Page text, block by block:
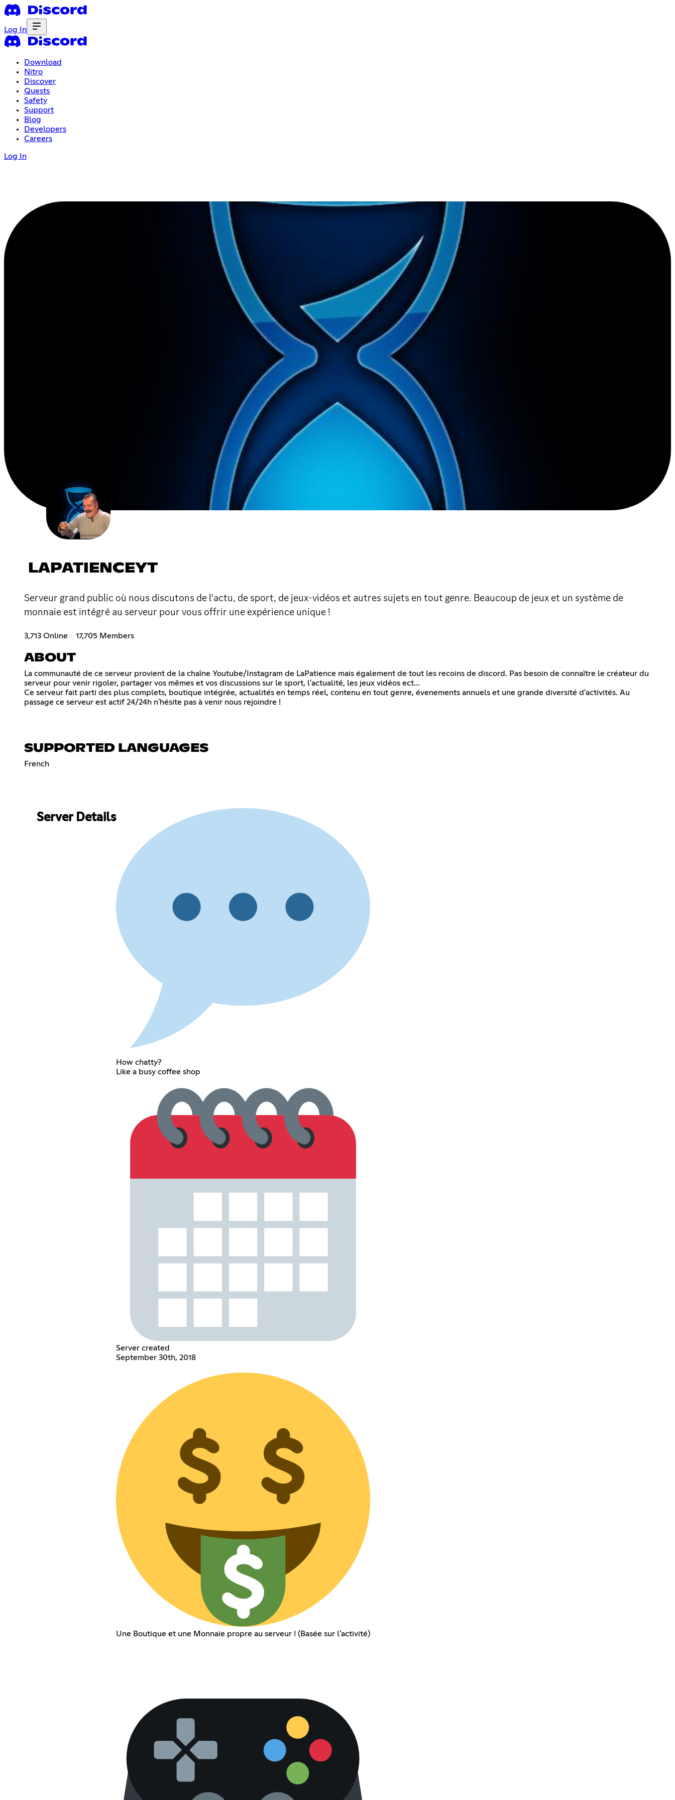
Log In
Download
Nitro
Discover
Quests
Safety
Support
Blog
Developers
Careers
Log In
LAPATIENCEYT
Serveur grand public où nous discutons de l'actu, de sport, de jeux-vidéos et autres sujets en tout genre. Beaucoup de jeux et un système de
monnaie est intégré au serveur pour vous offrir une expérience unique !
3,713 Online 17,705 Members
ABOUT
La communauté de ce serveur provient de la chaîne Youtube/Instagram de LaPatience mais également de tout les recoins de discord. Pas besoin de connaître le créateur du
serveur pour venir rigoler, partager vos mêmes et vos discussions sur le sport, l'actualité, les jeux vidéos ect...
Ce serveur fait parti des plus complets, boutique intégrée, actualités en temps réel, contenu en tout genre, évenements annuels et une grande diversité d'activités. Au
passage ce serveur est actif 24/24h n'hésite pas à venir nous rejoindre !
SUPPORTED LANGUAGES
French
Server Details
How chatty?
Like a busy coffee shop
Server created
September 30th, 2018
Une Boutique et une Monnaie propre au serveur ! (Basée sur l'activité)